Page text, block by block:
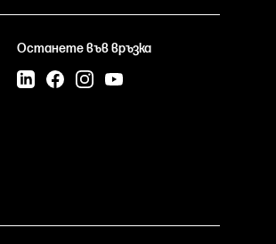
Останете във връзка